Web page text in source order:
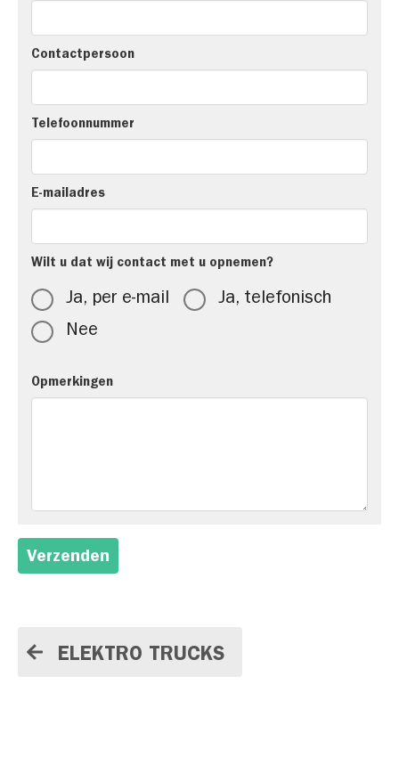
Contactpersoon
Telefoonnummer
E-mailadres
Wilt u dat wij contact met u opnemen?
Ja, per e-mail
Ja, telefonisch
Nee
Opmerkingen
Verzenden
ELEKTRO TRUCKS